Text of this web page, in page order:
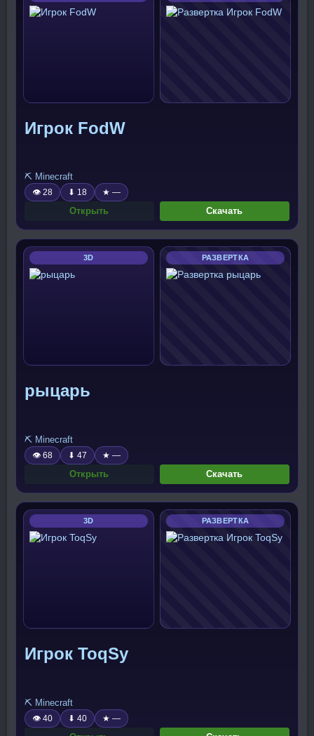
Игрок FodW
⛏️ Minecraft
👁 28 ⬇ 18 ★ —
Открыть Скачать
3D РАЗВЕРТКА
рыцарь
⛏️ Minecraft
👁 68 ⬇ 47 ★ —
Открыть Скачать
3D РАЗВЕРТКА
Игрок ToqSy
⛏️ Minecraft
👁 40 ⬇ 40 ★ —